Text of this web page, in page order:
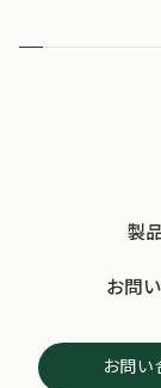
製
お問
お問い